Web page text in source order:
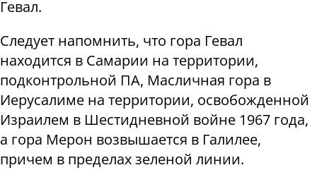
Гевал.
Следует напомнить, что гора Гевал
находится в Самарии на территории,
подконтрольной ПА, Масличная гора в
Иерусалиме на территории, освобожденной
Израилем в Шестидневной войне 1967 года,
а гора Мерон возвышается в Галилее,
причем в пределах зеленой линии.